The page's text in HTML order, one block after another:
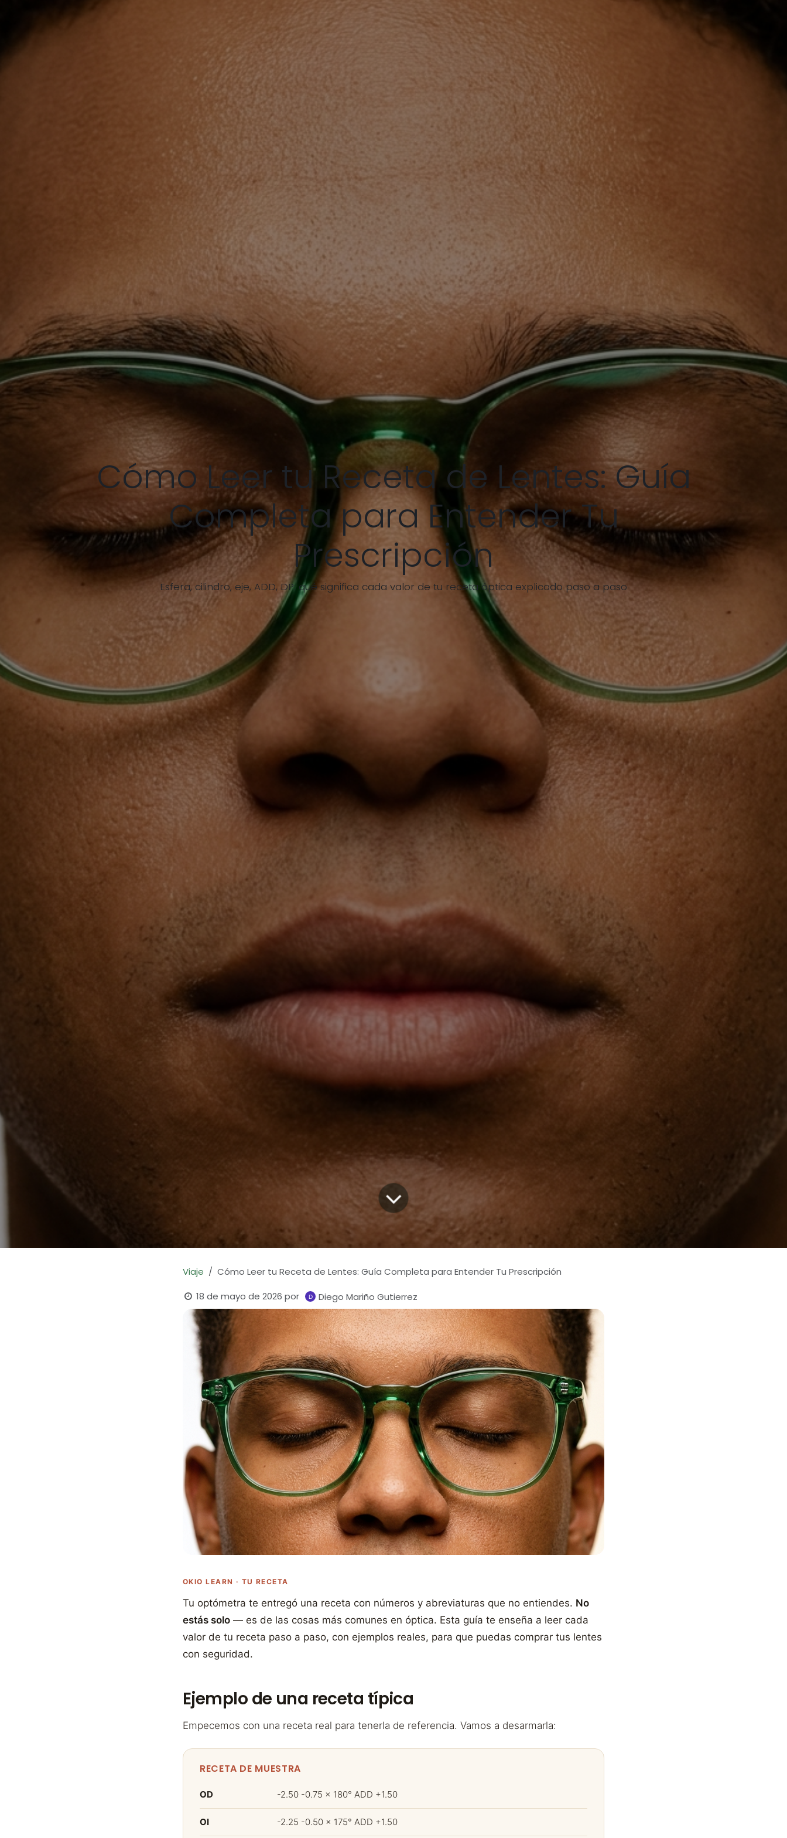
Cómo Leer tu Receta de Lentes: Guía
Completa para Entender Tu
Prescripción
Esfera, cilindro, eje, ADD, DP: qué significa cada valor de tu receta óptica explicado paso a paso
Viaje
Cómo Leer tu Receta de Lentes: Guía Completa para Entender Tu Prescripción
18 de mayo de 2026 por Diego Mariño Gutierrez
OKIO LEARN · TU RECETA
Tu optómetra te entregó una receta con números y abreviaturas que no entiendes. No
estás solo — es de las cosas más comunes en óptica. Esta guía te enseña a leer cada
valor de tu receta paso a paso, con ejemplos reales, para que puedas comprar tus lentes
con seguridad.
Ejemplo de una receta típica
Empecemos con una receta real para tenerla de referencia. Vamos a desarmarla:
RECETA DE MUESTRA
OD -2.50 -0.75 x 180° ADD +1.50
OI -2.25 -0.50 x 175° ADD +1.50